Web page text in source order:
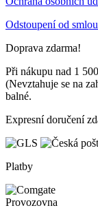
Odstoupení od
Doprava zdarma!
Při nákupu nad 1
(Nevztahuje se na
balné.
Expresní doručení
Platby
Provozovna